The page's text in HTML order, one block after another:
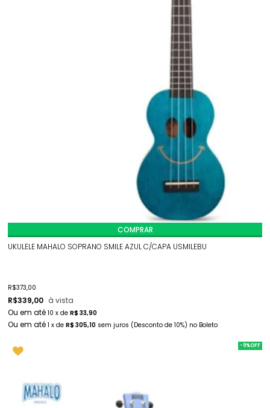
UKULELE MAHALO SOPRANO SMILE AZUL C/CAPA USMILEBU
R$373,00
R$339,00 à vista
10 x de R$ 33,90
1 x de R$ 305,10 sem juros (Desconto de 10%) no Boleto
COMPRAR
-9%